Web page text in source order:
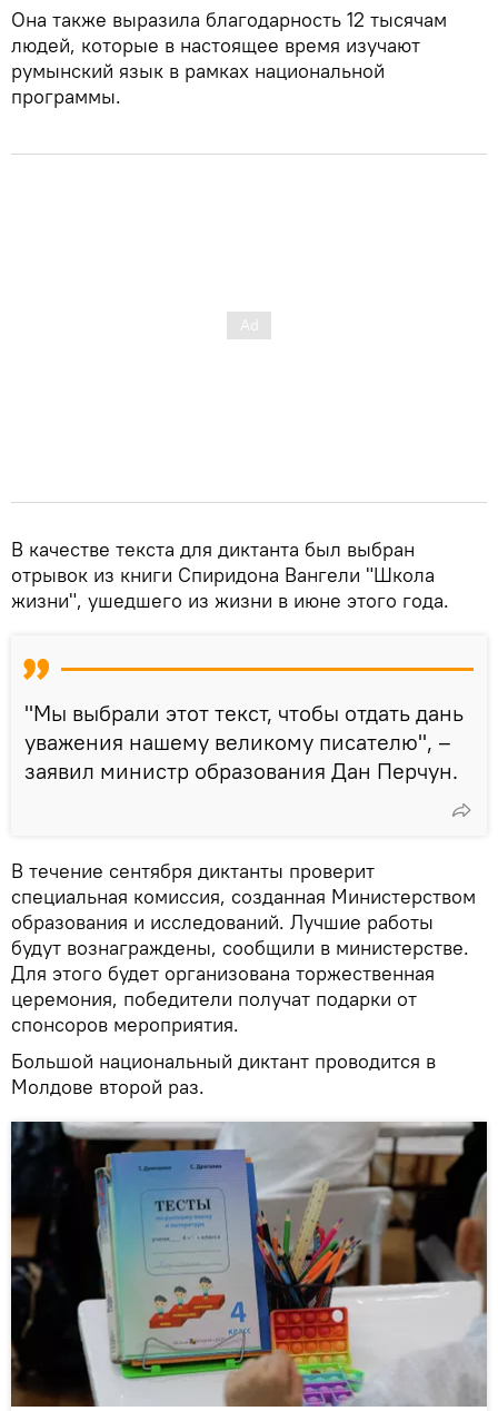
Она также выразила благодарность 12 тысячам
людей, которые в настоящее время изучают
румынский язык в рамках национальной
программы.
В качестве текста для диктанта был выбран
отрывок из книги Спиридона Вангели "Школа
жизни", ушедшего из жизни в июне этого года.
"Мы выбрали этот текст, чтобы отдать дань
уважения нашему великому писателю", –
заявил министр образования Дан Перчун.
В течение сентября диктанты проверит
специальная комиссия, созданная Министерством
образования и исследований. Лучшие работы
будут вознаграждены, сообщили в министерстве.
Для этого будет организована торжественная
церемония, победители получат подарки от
спонсоров мероприятия.
Большой национальный диктант проводится в
Молдове второй раз.